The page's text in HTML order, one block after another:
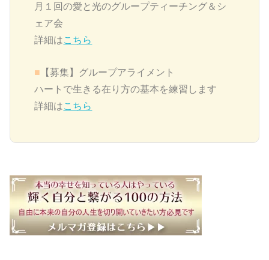
月１回の愛と光のグループティーチング＆シ
ェア会
詳細はこちら
■ 【募集】グループアライメント
ハートで生きる在り方の基本を練習します
詳細はこちら